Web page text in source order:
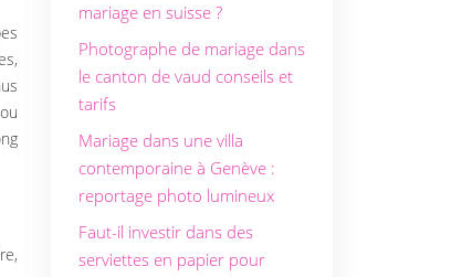
mariage en suisse ?
Photographe de mariage dans
le canton de vaud conseils et
tarifs
Mariage dans une villa
contemporaine à Genève :
reportage photo lumineux
Faut-il investir dans des
serviettes en papier pour